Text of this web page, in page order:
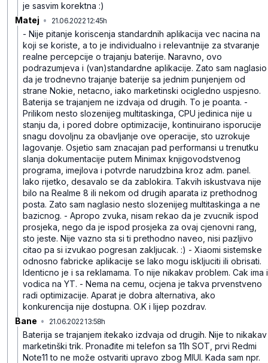
je sasvim korektna :)
Matej • 21.06.2022 12:45h
- Nije pitanje koriscenja standardnih aplikacija vec nacina na
koji se koriste, a to je individualno i relevantnije za stvaranje
realne percepcije o trajanju baterije. Naravno, ovo
podrazumjeva i (van)standardne aplikacije. Zato sam naglasio
da je trodnevno trajanje baterije sa jednim punjenjem od
strane Nokie, netacno, iako marketinski ocigledno uspjesno.
Baterija se trajanjem ne izdvaja od drugih. To je poanta. -
Prilikom nesto slozenijeg multitaskinga, CPU jedinica nije u
stanju da, i pored dobre optimizacije, kontinuirano isporucije
snagu dovoljnu za obavljanje ove operacije, sto uzrokuje
lagovanje. Osjetio sam znacajan pad performansi u trenutku
slanja dokumentacije putem Minimax knjigovodstvenog
programa, imejlova i potvrde narudzbina kroz adm. panel.
Iako rijetko, desavalo se da zablokira. Takvih iskustvava nije
bilo na Realme 8 ili nekom od drugih aparata iz prethodnog
posta. Zato sam naglasio nesto slozenijeg multitaskinga a ne
bazicnog. - Apropo zvuka, nisam rekao da je zvucnik ispod
prosjeka, nego da je ispod prosjeka za ovaj cjenovni rang,
sto jeste. Nije vazno sta si ti prethodno naveo, nisi pazljivo
citao pa si izvukao pogresan zakljucak. :) - Xiaomi sistemske
odnosno fabricke aplikacije se lako mogu iskljuciti ili obrisati.
Identicno je i sa reklamama. To nije nikakav problem. Cak ima i
vodica na YT. - Nema na cemu, ocjena je takva prvenstveno
radi optimizacije. Aparat je dobra alternativa, ako
konkurencija nije dostupna. O.K i lijep pozdrav.
Bane • 21.06.2022 13:58h
Baterija se trajanjem itekako izdvaja od drugih. Nije to nikakav
marketinški trik. Pronađite mi telefon sa 11h SOT, prvi Redmi
Note11 to ne može ostvariti upravo zbog MIUI. Kada sam npr.